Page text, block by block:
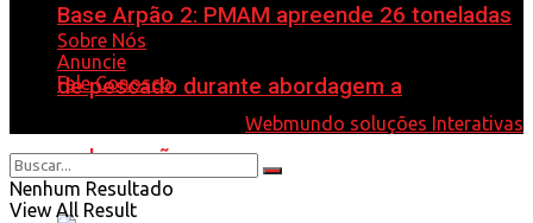
Base Arpão 2: PMAM apreende 26 toneladas
de pescado durante abordagem a
embarcação
Sobre Nós
Anuncie
Fale Conosco
Webmundo soluções Interativas
Nenhum Resultado
View All Result